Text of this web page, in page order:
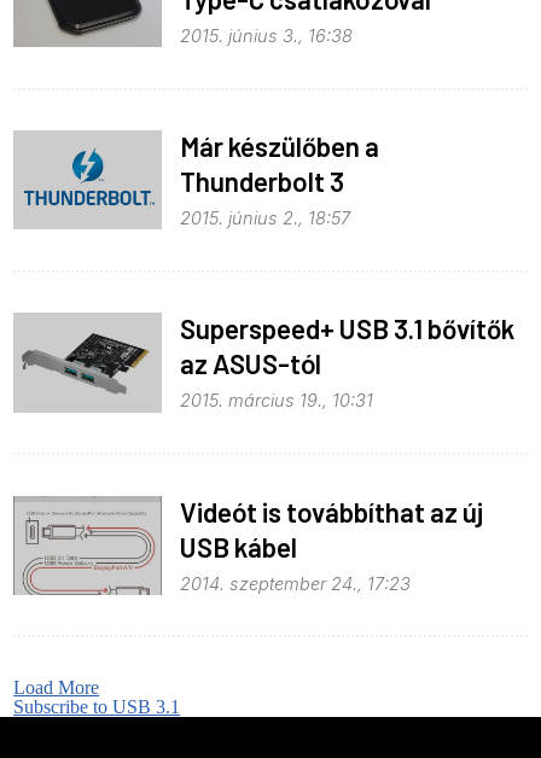
2015. június 3., 16:38
Már készülőben a
Thunderbolt 3
2015. június 2., 18:57
Superspeed+ USB 3.1 bővítők
az ASUS-tól
2015. március 19., 10:31
Videót is továbbíthat az új
USB kábel
2014. szeptember 24., 17:23
Load More
Subscribe to USB 3.1